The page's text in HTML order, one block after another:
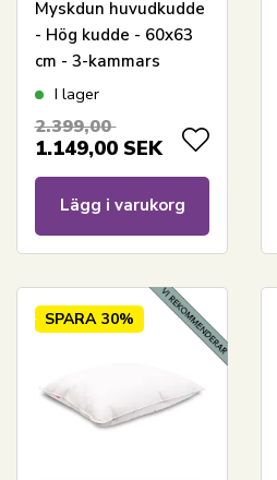
Myskdun huvudkudde
- Hög kudde - 60x63
cm - 3-kammars
dunkudde - Royal By
I lager
2.399,00
1.149,00 SEK
Lägg i varukorg
SPARA 30%